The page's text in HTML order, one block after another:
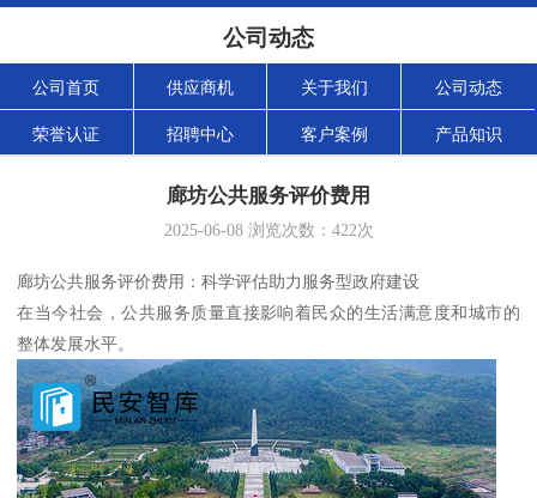
公司动态
公司首页 供应商机 关于我们 公司动态
荣誉认证 招聘中心 客户案例 产品知识
廊坊公共服务评价费用
2025-06-08浏览次数： 422次
廊坊公共服务评价费用：科学评估助力服务型政府建设
在当今社会，公共服务质量直接影响着民众的生活满意度和城市的
整体发展水平。